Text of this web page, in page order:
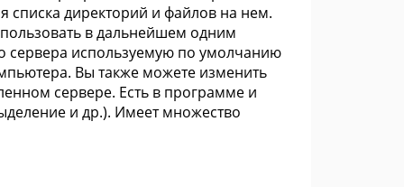
списка директорий и файлов на нем.
в дальнейшем одним
сервера используемую по умолчанию
Вы также можете изменить
сервере. Есть в программе и
и др.). Имеет множество